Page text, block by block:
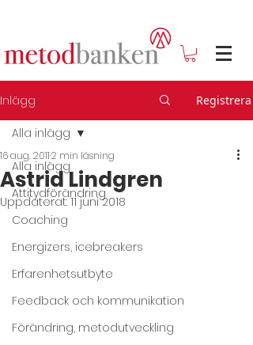
Inlägg Registrera
Alla inlägg
Attitydförändring
Coaching
Energizers, icebreakers
Erfarenhetsutbyte
Feedback och kommunikation
Förändring, metodutveckling
Alla inlägg
Astrid Lindgren
16 aug. 20112 min läsning
Uppdaterat:11 juni 2018